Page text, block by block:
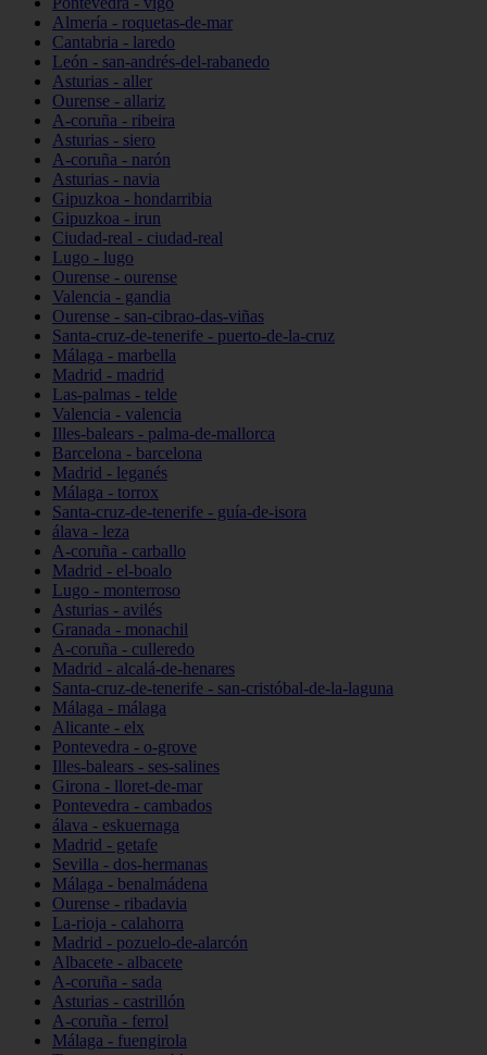
Almería - roquetas-de-mar
Cantabria - laredo
León - san-andrés-del-rabanedo
Asturias - aller
Ourense - allariz
A-coruña - ribeira
Asturias - siero
A-coruña - narón
Asturias - navia
Gipuzkoa - hondarribia
Gipuzkoa - irun
Ciudad-real - ciudad-real
Lugo - lugo
Ourense - ourense
Valencia - gandia
Ourense - san-cibrao-das-viñas
Santa-cruz-de-tenerife - puerto-de-la-cruz
Málaga - marbella
Madrid - madrid
Las-palmas - telde
Valencia - valencia
Illes-balears - palma-de-mallorca
Barcelona - barcelona
Madrid - leganés
Málaga - torrox
Santa-cruz-de-tenerife - guía-de-isora
álava - leza
A-coruña - carballo
Madrid - el-boalo
Lugo - monterroso
Asturias - avilés
Granada - monachil
A-coruña - culleredo
Madrid - alcalá-de-henares
Santa-cruz-de-tenerife - san-cristóbal-de-la-laguna
Málaga - málaga
Alicante - elx
Pontevedra - o-grove
Illes-balears - ses-salines
Girona - lloret-de-mar
Pontevedra - cambados
álava - eskuernaga
Madrid - getafe
Sevilla - dos-hermanas
Málaga - benalmádena
Ourense - ribadavia
La-rioja - calahorra
Madrid - pozuelo-de-alarcón
Albacete - albacete
A-coruña - sada
Asturias - castrillón
A-coruña - ferrol
Málaga - fuengirola